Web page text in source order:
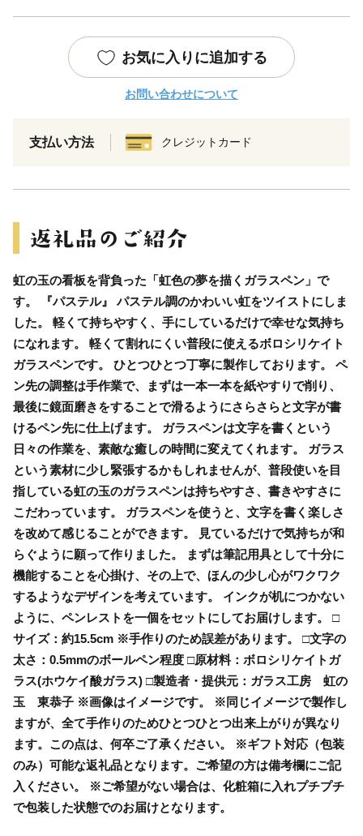
お気に入りに追加する
お問い合わせについて
支払い方法 クレジットカード
虹の玉の看板を背負った「虹色の夢を描くガラスペン」で
す。 『パステル』 パステル調のかわいい虹をツイストにしま
した。 軽くて持ちやすく、手にしているだけで幸せな気持ち
になれます。 軽くて割れにくい普段に使えるボロシリケイト
ガラスペンです。 ひとつひとつ丁寧に製作しております。 ペ
ン先の調整は手作業で、まずは一本一本を紙やすりで削り、
最後に鏡面磨きをすることで滑るようにさらさらと文字が書
けるペン先に仕上げます。 ガラスペンは文字を書くという
日々の作業を、素敵な癒しの時間に変えてくれます。 ガラス
という素材に少し緊張するかもしれませんが、普段使いを目
指している虹の玉のガラスペンは持ちやすさ、書きやすさに
こだわっています。 ガラスペンを使うと、文字を書く楽しさ
を改めて感じることができます。 見ているだけで気持ちが和
らぐように願って作りました。 まずは筆記用具として十分に
機能することを心掛け、その上で、ほんの少し心がワクワク
するようなデザインを考えています。 インクが机につかない
ように、ペンレストを一個をセットにしてお届けします。 □
サイズ：約15.5cm ※手作りのため誤差があります。 □文字の
太さ：0.5mmのボールペン程度 □原材料：ボロシリケイトガ
ラス(ホウケイ酸ガラス) □製造者・提供元：ガラス工房 虹の
玉 東恭子 ※画像はイメージです。 ※同じイメージで製作し
ますが、全て手作りのためひとつひとつ出来上がりが異なり
ます。この点は、何卒ご了承ください。 ※ギフト対応（包装
のみ）可能な返礼品となります。ご希望の方は備考欄にご記
入ください。 ※ご希望がない場合は、化粧箱に入れプチプチ
で包装した状態でのお届けとなります。